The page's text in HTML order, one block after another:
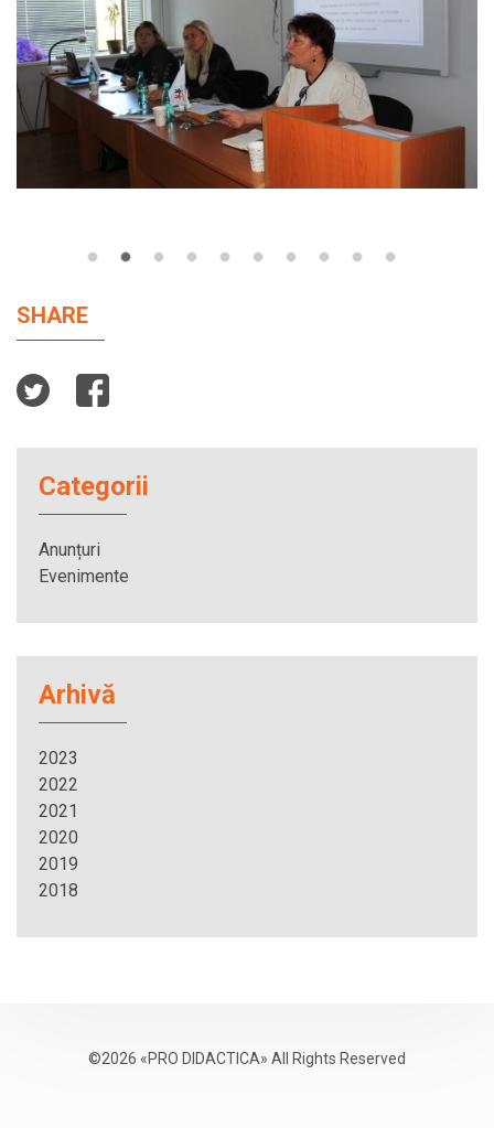
SHARE
Categorii
Anunțuri
Evenimente
Arhivă
2023
2022
2021
2020
2019
2018
©2026 «PRO DIDACTICA» All Rights Reserved